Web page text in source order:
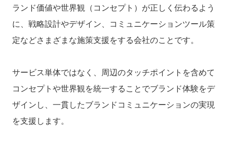
ランド価値や世界観（コンセプト）が正しく伝わるよう
に、戦略設計やデザイン、コミュニケーションツール策
定などさまざまな施策支援をする会社のことです。
サービス単体ではなく、周辺のタッチポイントを含めて
コンセプトや世界観を統一することでブランド体験をデ
ザインし、一貫したブランドコミュニケーションの実現
を支援します。